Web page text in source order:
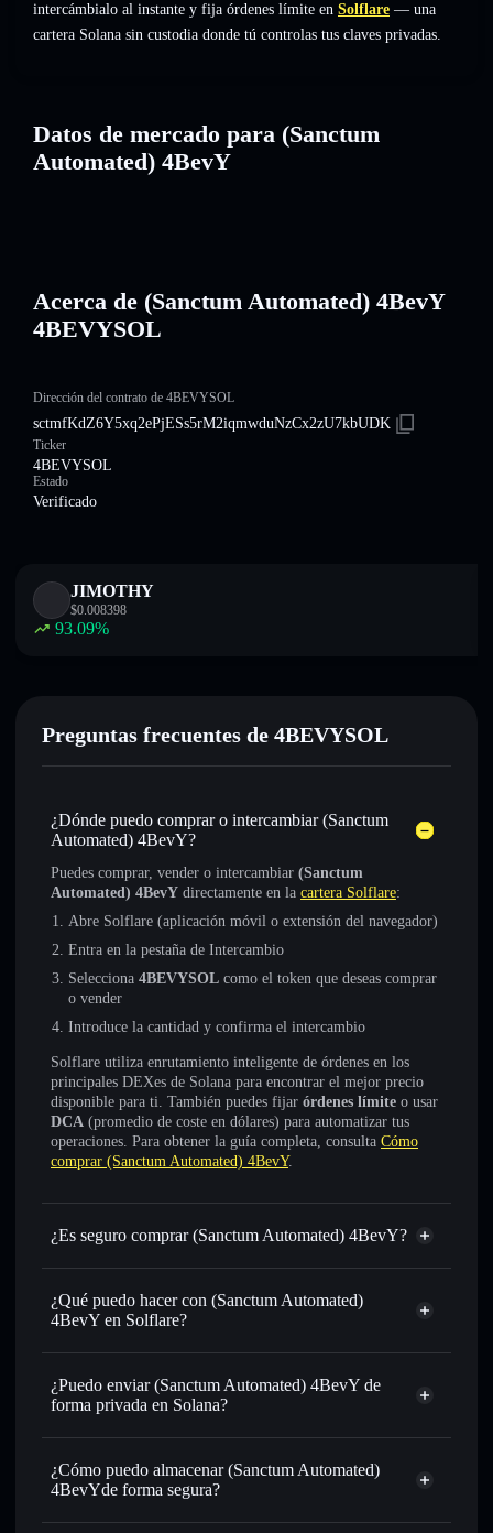
intercámbialo al instante y fija órdenes límite en Solflare — una
cartera Solana sin custodia donde tú controlas tus claves privadas.
Datos de mercado para (Sanctum
Automated) 4BevY
Acerca de (Sanctum Automated) 4BevY
4BEVYSOL
Dirección del contrato de 4BEVYSOL
sctmfKdZ6Y5xq2ePjESs5rM2iqmwduNzCx2zU7kbUDK
Ticker
4BEVYSOL
Estado
Verificado
JIMOTHY
$0.008398
93.09%
Preguntas frecuentes de 4BEVYSOL
¿Dónde puedo comprar o intercambiar (Sanctum
Automated) 4BevY?
Puedes comprar, vender o intercambiar (Sanctum
Automated) 4BevY directamente en la cartera Solflare:
Abre Solflare (aplicación móvil o extensión del navegador)
Entra en la pestaña de Intercambio
Selecciona 4BEVYSOL como el token que deseas comprar
o vender
Introduce la cantidad y confirma el intercambio
Solflare utiliza enrutamiento inteligente de órdenes en los
principales DEXes de Solana para encontrar el mejor precio
disponible para ti. También puedes fijar órdenes límite o usar
DCA (promedio de coste en dólares) para automatizar tus
operaciones. Para obtener la guía completa, consulta Cómo
comprar (Sanctum Automated) 4BevY.
¿Es seguro comprar (Sanctum Automated) 4BevY?
(Sanctum Automated) 4BevY token verificado
¿Qué puedo hacer con (Sanctum Automated)
4BevY en Solflare?
(Sanctum Automated) 4BevY cartera de Solflare
Intercambiar al instante
enrutamiento de órdenes inteligente para el mejor precio
disponible
Establecer órdenes límite
: automatizar las operaciones en
¿Puedo enviar (Sanctum Automated) 4BevY de
forma privada en Solana?
cartera de Solflare
agregador de
(Sanctum Automated) 4BevY
¿Cómo puedo almacenar (Sanctum Automated)
4BevYde forma segura?
(Sanctum Automated)